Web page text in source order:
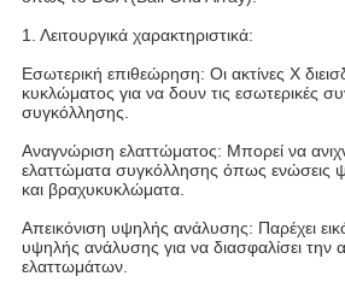
1. Λειτουργικά χαρακτηριστικά:
Εσωτερική επιθεώρηση: Οι ακτίνες Χ
κυκλώματος για να δουν τις εσωτερικές
συγκόλλησης.
Αναγνώριση ελαττώματος: Μπορεί να
ελαττώματα συγκόλλησης όπως ενώσεις
και βραχυκυκλώματα.
Απεικόνιση υψηλής ανάλυσης: Παρέχει
υψηλής ανάλυσης για να διασφαλίσει την
ελαττωμάτων.